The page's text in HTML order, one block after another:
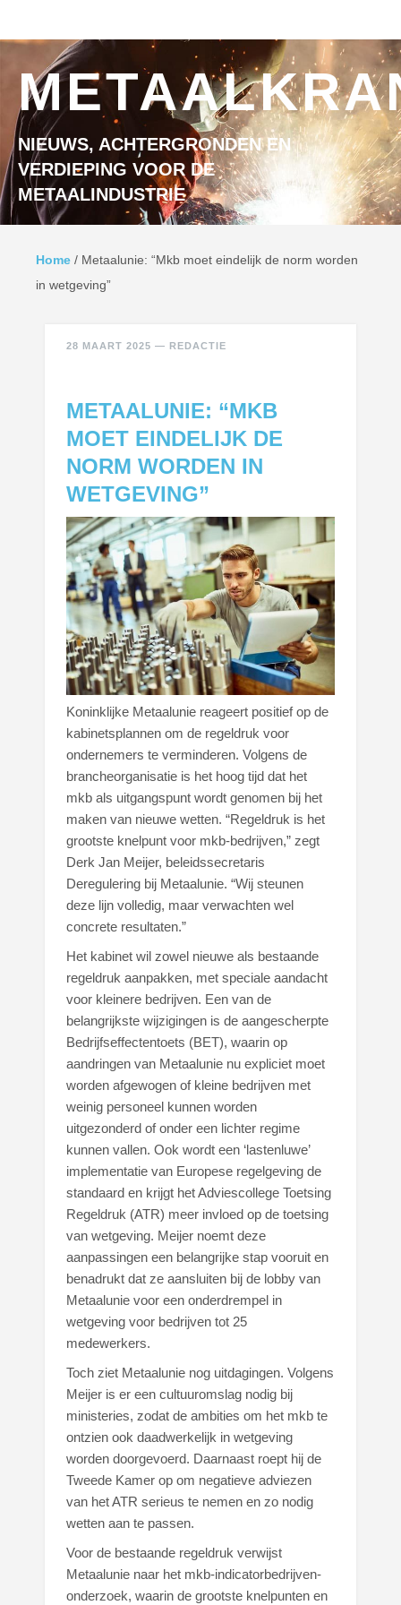
NIEUWS, ACHTERGRONDEN EN
VERDIEPING VOOR DE
METAALINDUSTRIE
Home / Metaalunie: “Mkb moet eindelijk de norm worden
in wetgeving”
28 MAART 2025 — REDACTIE
METAALUNIE: “MKB
MOET EINDELIJK DE
NORM WORDEN IN
WETGEVING”
Koninklijke Metaalunie reageert positief op de
kabinetsplannen om de regeldruk voor
ondernemers te verminderen. Volgens de
brancheorganisatie is het hoog tijd dat het
mkb als uitgangspunt wordt genomen bij het
maken van nieuwe wetten. “Regeldruk is het
grootste knelpunt voor mkb-bedrijven,” zegt
Derk Jan Meijer, beleidssecretaris
Deregulering bij Metaalunie. “Wij steunen
deze lijn volledig, maar verwachten wel
concrete resultaten.”
Het kabinet wil zowel nieuwe als bestaande
regeldruk aanpakken, met speciale aandacht
voor kleinere bedrijven. Een van de
belangrijkste wijzigingen is de aangescherpte
Bedrijfseffectentoets (BET), waarin op
aandringen van Metaalunie nu expliciet moet
worden afgewogen of kleine bedrijven met
weinig personeel kunnen worden
uitgezonderd of onder een lichter regime
kunnen vallen. Ook wordt een ‘lastenluwe’
implementatie van Europese regelgeving de
standaard en krijgt het Adviescollege Toetsing
Regeldruk (ATR) meer invloed op de toetsing
van wetgeving. Meijer noemt deze
aanpassingen een belangrijke stap vooruit en
benadrukt dat ze aansluiten bij de lobby van
Metaalunie voor een onderdrempel in
wetgeving voor bedrijven tot 25
medewerkers.
Toch ziet Metaalunie nog uitdagingen. Volgens
Meijer is er een cultuuromslag nodig bij
ministeries, zodat de ambities om het mkb te
ontzien ook daadwerkelijk in wetgeving
worden doorgevoerd. Daarnaast roept hij de
Tweede Kamer op om negatieve adviezen
van het ATR serieus te nemen en zo nodig
wetten aan te passen.
Voor de bestaande regeldruk verwijst
Metaalunie naar het mkb-indicatorbedrijven-
onderzoek, waarin de grootste knelpunten en